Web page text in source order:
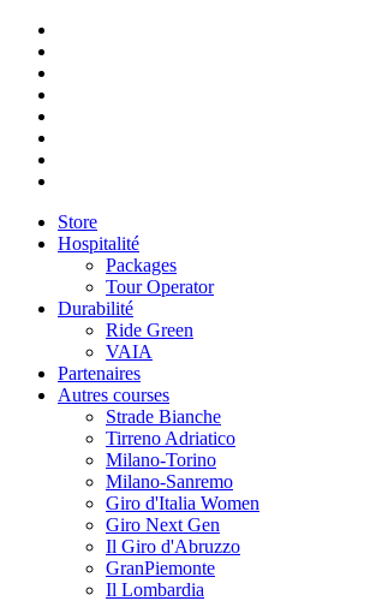
Store
Hospitalité
Packages
Tour Operator
Durabilité
Ride Green
VAIA
Partenaires
Autres courses
Strade Bianche
Tirreno Adriatico
Milano-Torino
Milano-Sanremo
Giro d'Italia Women
Giro Next Gen
Il Giro d'Abruzzo
GranPiemonte
Il Lombardia